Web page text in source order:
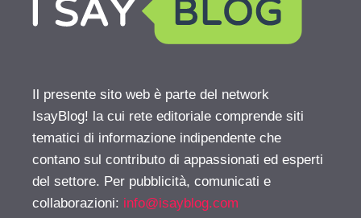
Il presente sito web è parte del network
IsayBlog! la cui rete editoriale comprende siti
tematici di informazione indipendente che
contano sul contributo di appassionati ed esperti
del settore. Per pubblicità, comunicati e
collaborazioni: info@isayblog.com